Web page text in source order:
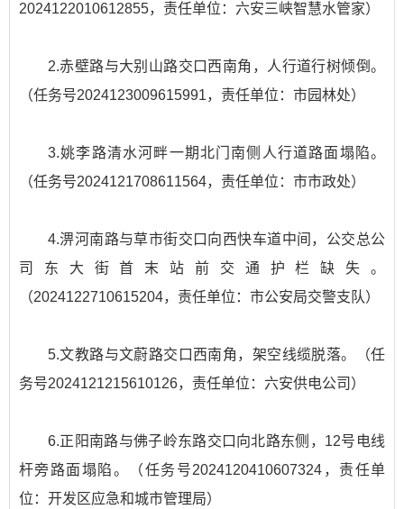
2024122010612855，责任单位：六安三峡智慧水管家）
2.赤壁路与大别山路交口西南角，人行道行树倾倒。
（任务号2024123009615991，责任单位：市园林处）
3.姚李路清水河畔一期北门南侧人行道路面塌陷。
（任务号2024121708611564，责任单位：市市政处）
4.淠河南路与草市街交口向西快车道中间，公交总公
司东大街首末站前交通护栏缺失。
（2024122710615204，责任单位：市公安局交警支队）
5.文教路与文蔚路交口西南角，架空线缆脱落。（任
务号2024121215610126，责任单位：六安供电公司）
6.正阳南路与佛子岭东路交口向北路东侧，12号电线
杆旁路面塌陷。（任务号2024120410607324，责任单
位：开发区应急和城市管理局）